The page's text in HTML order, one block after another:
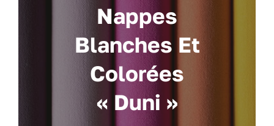
Nappes
Blanches Et
Colorées
« Duni »